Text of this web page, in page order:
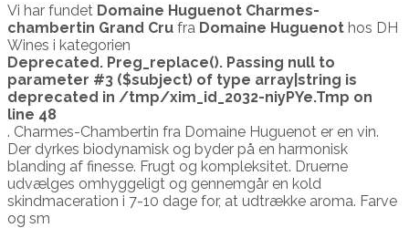
Vi har fundet Domaine Huguenot Charmes-
chambertin Grand Cru fra Domaine Huguenot hos DH
Wines i kategorien
Deprecated. Preg_replace(). Passing null to
parameter #3 ($subject) of type array|string is
deprecated in /tmp/xim_id_2032-niyPYe.Tmp on
line 48
. Charmes-Chambertin fra Domaine Huguenot er en vin.
Der dyrkes biodynamisk og byder på en harmonisk
blanding af finesse. Frugt og kompleksitet. Druerne
udvælges omhyggeligt og gennemgår en kold
skindmaceration i 7-10 dage for, at udtrække aroma. Farve
og sm